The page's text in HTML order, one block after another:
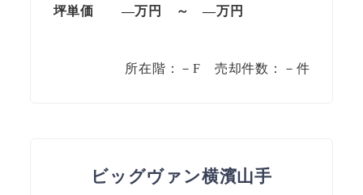
坪単価 —万円 ～—万円
所在階：－F 売却件数：－件
ビッグヴァン横濱山手